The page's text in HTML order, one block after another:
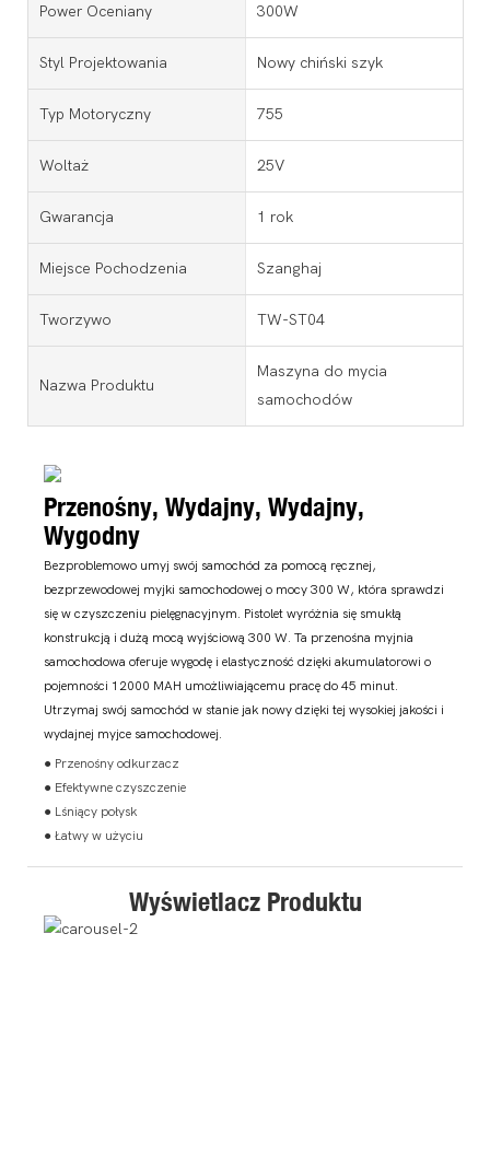
Power Oceniany 300W
Styl Projektowania Nowy chiński szyk
Typ Motoryczny 755
Woltaż 25V
Gwarancja 1 rok
Miejsce Pochodzenia Szanghaj
Tworzywo TW-ST04
Nazwa Produktu
Maszyna do mycia
samochodów
Przenośny, Wydajny, Wydajny,
Wygodny
Bezproblemowo umyj swój samochód za pomocą ręcznej,
bezprzewodowej myjki samochodowej o mocy 300 W, która sprawdzi
się w czyszczeniu pielęgnacyjnym. Pistolet wyróżnia się smukłą
konstrukcją i dużą mocą wyjściową 300 W. Ta przenośna myjnia
samochodowa oferuje wygodę i elastyczność dzięki akumulatorowi o
pojemności 12000 MAH umożliwiającemu pracę do 45 minut.
Utrzymaj swój samochód w stanie jak nowy dzięki tej wysokiej jakości i
wydajnej myjce samochodowej.
● Przenośny odkurzacz
● Efektywne czyszczenie
● Lśniący połysk
● Łatwy w użyciu
Wyświetlacz Produktu